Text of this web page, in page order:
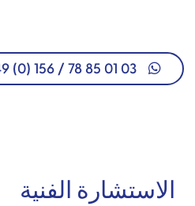
(0) 156 / 78 85 01 03
الاستشارة الفنية